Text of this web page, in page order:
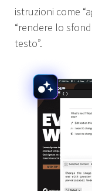
istruzioni come
“rendere lo
testo”.